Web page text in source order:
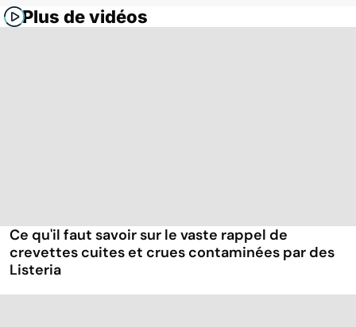
Plus de vidéos
Ce qu'il faut savoir sur le vaste rappel de
crevettes cuites et crues contaminées par des
Listeria